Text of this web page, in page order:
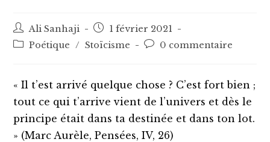
Auteur/autrice
de
Ali Sanhaji
Post
published:
1 février 2021
PostPoétique / Stoïcisme
Post0 commentaire
« Il t’est arrivé quelque chose ? C’est fort bien ;
tout ce qui t’arrive vient de l’univers et dès le
principe était dans ta destinée et dans ton lot.
» (Marc Aurèle, Pensées, IV, 26)